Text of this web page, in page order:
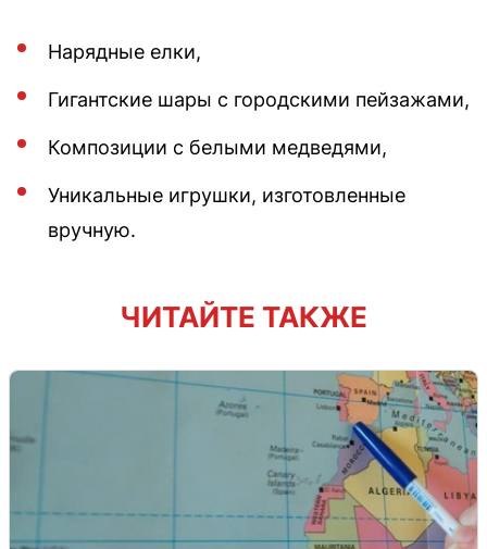
Нарядные елки,
Гигантские шары с городскими пейзажами,
Композиции с белыми медведями,
Уникальные игрушки, изготовленные
вручную.
ЧИТАЙТЕ ТАКЖЕ